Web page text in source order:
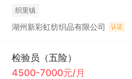
织里镇
湖州新彩虹纺织品有限公司 认证
检验员（五险）
4500-7000元/月